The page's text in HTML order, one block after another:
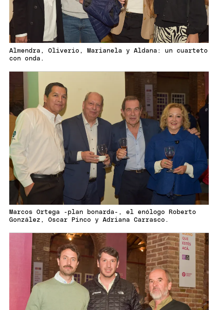
Almendra, Oliverio, Marianela y Aldana: un cuarteto
con onda.
Marcos Ortega -plan bonarda-, el enólogo Roberto
González, Oscar Pinco y Adriana Carrasco.